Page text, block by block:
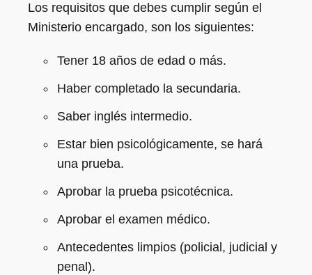
Los requisitos que debes cumplir según el
Ministerio encargado, son los siguientes:
Tener 18 años de edad o más.
Haber completado la secundaria.
Saber inglés intermedio.
Estar bien psicológicamente, se hará
una prueba.
Aprobar la prueba psicotécnica.
Aprobar el examen médico.
Antecedentes limpios (policial, judicial y
penal).